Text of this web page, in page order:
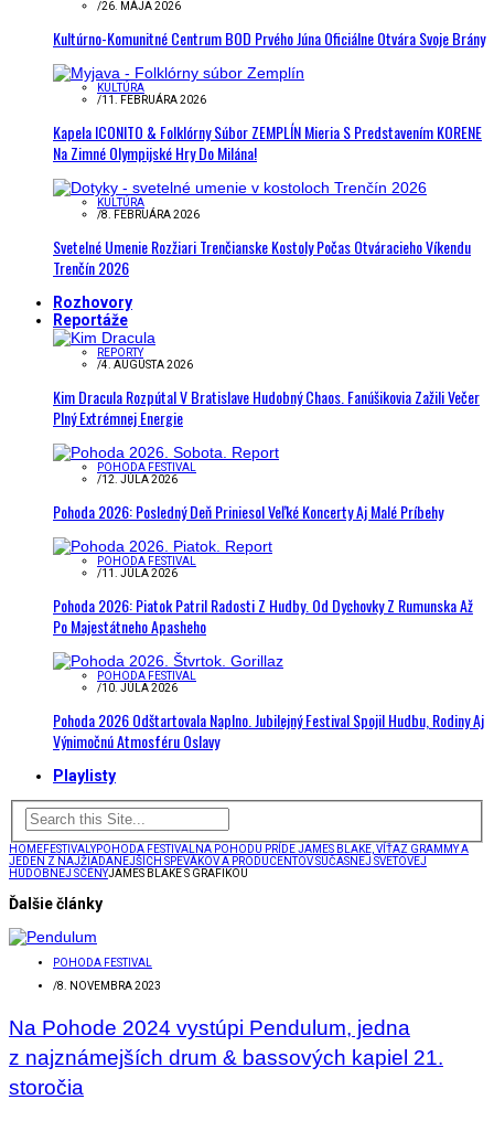
/26. MÁJA 2026
Kultúrno-Komunitné Centrum BOD Prvého Júna Oficiálne Otvára Svoje Brány
KULTÚRA
/11. FEBRUÁRA 2026
Kapela ICONITO & Folklórny Súbor ZEMPLÍN Mieria S Predstavením KORENE
Na Zimné Olympijské Hry Do Milána!
KULTÚRA
/8. FEBRUÁRA 2026
Svetelné Umenie Rozžiari Trenčianske Kostoly Počas Otváracieho Víkendu
Trenčín 2026
Rozhovory
Reportáže
REPORTY
/4. AUGUSTA 2026
Kim Dracula Rozpútal V Bratislave Hudobný Chaos. Fanúšikovia Zažili Večer
Plný Extrémnej Energie
POHODA FESTIVAL
/12. JÚLA 2026
Pohoda 2026: Posledný Deň Priniesol Veľké Koncerty Aj Malé Príbehy
POHODA FESTIVAL
/11. JÚLA 2026
Pohoda 2026: Piatok Patril Radosti Z Hudby. Od Dychovky Z Rumunska Až
Po Majestátneho Apasheho
POHODA FESTIVAL
/10. JÚLA 2026
Pohoda 2026 Odštartovala Naplno. Jubilejný Festival Spojil Hudbu, Rodiny Aj
Výnimočnú Atmosféru Oslavy
Playlisty
HOMEFESTIVALYPOHODA FESTIVAL
NA POHODU PRÍDE JAMES BLAKE, VÍŤAZ GRAMMY A
JEDEN Z NAJŽIADANEJŠÍCH SPEVÁKOV A PRODUCENTOV SÚČASNEJ SVETOVEJ
HUDOBNEJ SCÉNYJAMES BLAKE S GRAFIKOU
Ďalšie články
POHODA FESTIVAL
/8. NOVEMBRA 2023
Na Pohode 2024 vystúpi Pendulum, jedna
z najznámejších drum & bassových kapiel 21.
storočia